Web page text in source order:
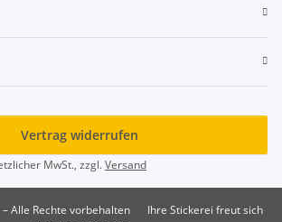
Vertrag widerrufen
MwSt., zzgl.Versand
Alle Rechte vorbehalten
Ihre Stickerei freut sich